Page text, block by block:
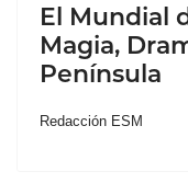
El Mundial
Magia,
Península
Redacción ESM